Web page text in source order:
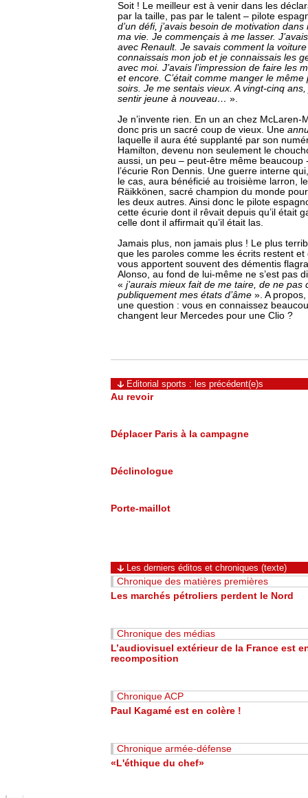
Soit ! Le meilleur est à venir dans les
par la taille, pas par le talent – pilote
d’un défi, j’avais besoin de motivation
ma vie. Je commençais à me lasser.
avec Renault. Je savais comment la
connaissais mon job et je connaissais les
avec moi. J’avais l’impression de faire les
et encore. C’était comme manger le
soirs. Je me sentais vieux. A vingt-cinq ans,
sentir jeune à nouveau… ».
Je n’invente rien. En un an chez McLaren-
donc pris un sacré coup de vieux. Une
laquelle il aura été supplanté par son
Hamilton, devenu non seulement le
aussi, un peu – peut-être même beaucoup
l’écurie Ron Dennis. Une guerre interne
le cas, aura bénéficié au troisième larron,
Räikkönen, sacré champion du monde
les deux autres. Ainsi donc le pilote
cette écurie dont il rêvait depuis qu’il était
celle dont il affirmait qu’il était las.
Jamais plus, non jamais plus ! Le plus
que les paroles comme les écrits restent
vous apportent souvent des démentis
Alonso, au fond de lui-même ne s’est pas
« j’aurais mieux fait de me taire, de ne pas
publiquement mes états d’âme ». A
une question : vous en connaissez
changent leur Mercedes pour une Clio ?
Editorial sports : les précédent(e)s
Au revoir
Déplacer Paris à la campagne
Déclinologue
Porte-maillot
Les derniers éditos et chroniques (texte)
Chronique des matières premières
Les marchés pétroliers perdent le Nord
Chronique des médias
L’audiovisuel extérieur de la France est
recomposition
Chronique ACP
Paul Kagamé est en colère !
Chronique armée-défense
«L'éthique du chef»